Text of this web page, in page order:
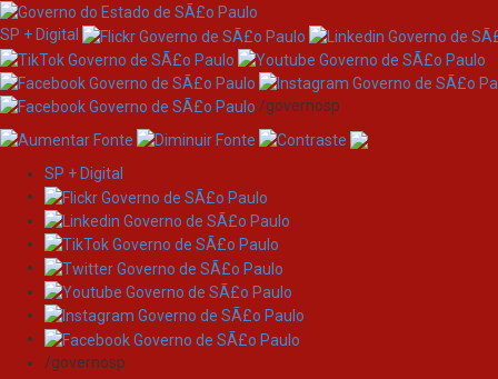
Skip
navigation
SP + Digital
/governosp
SP + Digital
/governosp
Search
Search: